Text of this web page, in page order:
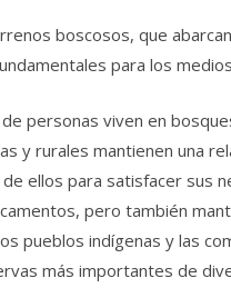
boscosos, que
para los
personas viven en
y rurales mantienen una
ellos para satisfacer sus
pero también
pueblos indígenas y las
más importantes de